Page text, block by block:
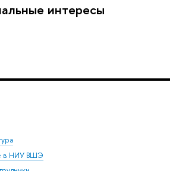
интересы
в НИУ ВШЭ